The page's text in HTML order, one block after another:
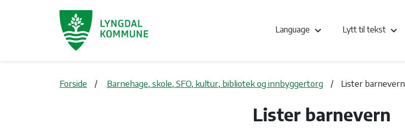
Language keyboard_arrow_down Lytt til tekst keyboard_arrow_down
Forside Barnehage, skole, SFO, kultur, bibliotek og innbyggertorg Lister barnevern
Lister barnevern